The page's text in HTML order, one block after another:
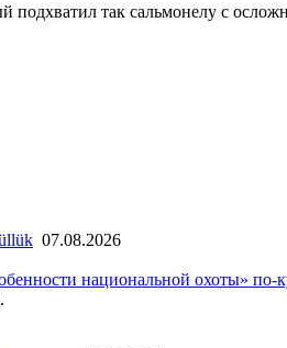
подхватил так сальмонелу с
07.08.2026
национальной охоты» по-